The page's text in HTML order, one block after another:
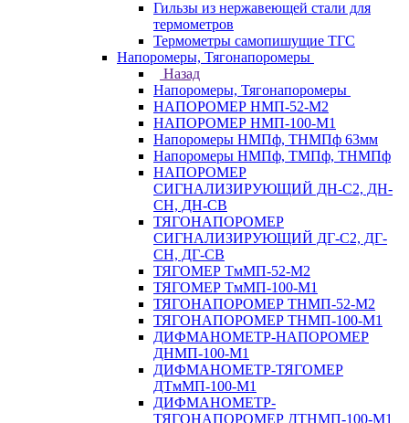
Гильзы из нержавеющей стали для
термометров
Термометры самопишущие ТГС
Напоромеры, Тягонапоромеры
Назад
Напоромеры, Тягонапоромеры
НАПОРОМЕР НМП-52-М2
НАПОРОМЕР НМП-100-М1
Напоромеры НМПф, ТНМПф 63мм
Напоромеры НМПф, ТМПф, ТНМПф
НАПОРОМЕР
СИГНАЛИЗИРУЮЩИЙ ДН-С2, ДН-
СН, ДН-СВ
ТЯГОНАПОРОМЕР
СИГНАЛИЗИРУЮЩИЙ ДГ-С2, ДГ-
СН, ДГ-СВ
ТЯГОМЕР ТмМП-52-М2
ТЯГОМЕР ТмМП-100-М1
ТЯГОНАПОРОМЕР ТНМП-52-М2
ТЯГОНАПОРОМЕР ТНМП-100-М1
ДИФМАНОМЕТР-НАПОРОМЕР
ДНМП-100-М1
ДИФМАНОМЕТР-ТЯГОМЕР
ДТмМП-100-М1
ДИФМАНОМЕТР-
ТЯГОНАПОРОМЕР ДТНМП-100-М1